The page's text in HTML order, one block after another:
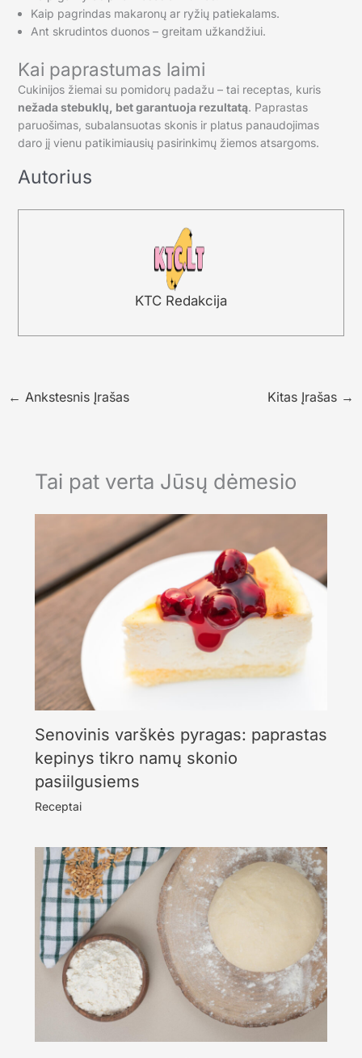
Kaip pagrindas makaronų ar ryžių patiekalams.
Ant skrudintos duonos – greitam užkandžiui.
Kai paprastumas laimi
Cukinijos žiemai su pomidorų padažu – tai receptas, kuris
nežada stebuklų, bet garantuoja rezultatą. Paprastas
paruošimas, subalansuotas skonis ir platus panaudojimas
daro jį vienu patikimiausių pasirinkimų žiemos atsargoms.
Autorius
KTC Redakcija
← Ankstesnis Įrašas Kitas Įrašas →
Tai pat verta Jūsų dėmesio
Senovinis varškės pyragas: paprastas
kepinys tikro namų skonio
pasiilgusiems
Receptai